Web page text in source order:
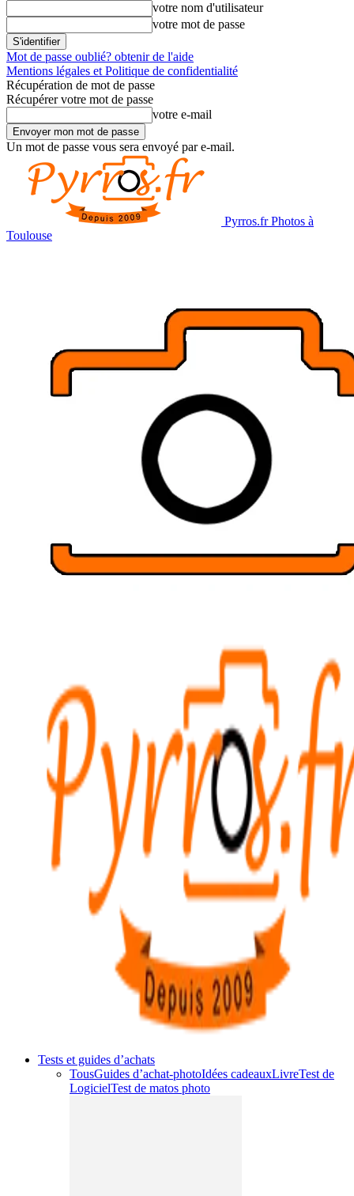
votre nom d'utilisateur
votre mot de passe
Mot de passe oublié? obtenir de l'aide
Mentions légales et Politique de confidentialité
Récupération de mot de passe
Récupérer votre mot de passe
votre e-mail
Un mot de passe vous sera envoyé par e-mail.
Pyrros.fr Photos à
Toulouse
Tests et guides d’achats
TousGuides d’achat-photoIdées cadeauxLivreTest de
LogicielTest de matos photo